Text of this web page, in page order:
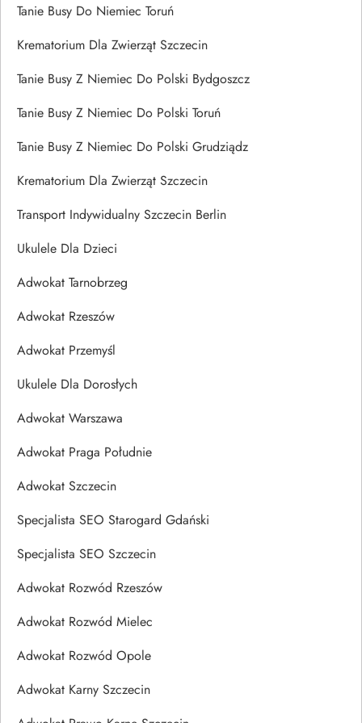
Tanie Busy Do Niemiec Toruń
Krematorium Dla Zwierząt Szczecin
Tanie Busy Z Niemiec Do Polski Bydgoszcz
Tanie Busy Z Niemiec Do Polski Toruń
Tanie Busy Z Niemiec Do Polski Grudziądz
Krematorium Dla Zwierząt Szczecin
Transport Indywidualny Szczecin Berlin
Ukulele Dla Dzieci
Adwokat Tarnobrzeg
Adwokat Rzeszów
Adwokat Przemyśl
Ukulele Dla Dorosłych
Adwokat Warszawa
Adwokat Praga Południe
Adwokat Szczecin
Specjalista SEO Starogard Gdański
Specjalista SEO Szczecin
Adwokat Rozwód Rzeszów
Adwokat Rozwód Mielec
Adwokat Rozwód Opole
Adwokat Karny Szczecin